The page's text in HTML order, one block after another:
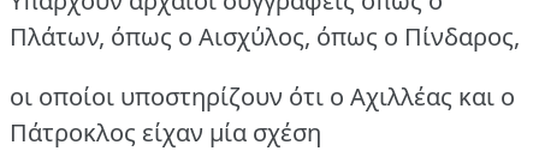
Πλάτων, όπως ο Αισχύλος, όπως ο Πίνδαρος,
οι οποίοι υποστηρίζουν ότι ο Αχιλλέας και ο
Πάτροκλος είχαν μία σχέση